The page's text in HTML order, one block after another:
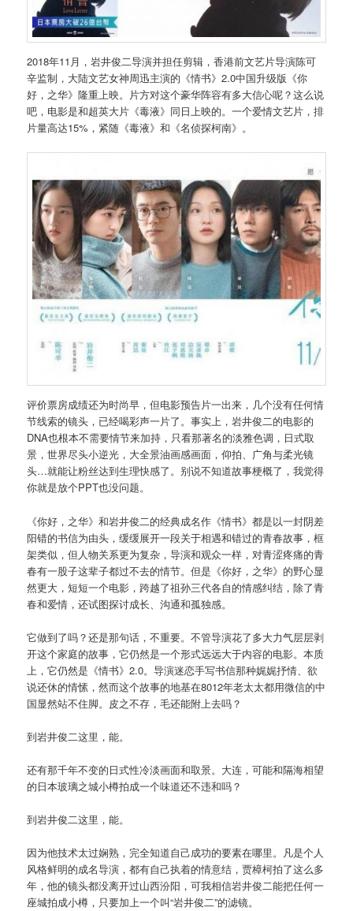
2018年11月，岩井俊二导演并担任剪辑，香港前文艺片导演陈可
辛监制，大陆文艺女神周迅主演的《情书》2.0中国升级版《你
好，之华》隆重上映。片方对这个豪华阵容有多大信心呢？这么说
吧，电影是和超英大片《毒液》同日上映的。一个爱情文艺片，排
片量高达15%，紧随《毒液》和《名侦探柯南》。
评价票房成绩还为时尚早，但电影预告片一出来，几个没有任何情
节线索的镜头，已经喝彩声一片了。事实上，岩井俊二的电影的
DNA也根本不需要情节来加持，只看那著名的淡雅色调，日式取
景，世界尽头小逆光，大全景油画感画面，仰拍、广角与柔光镜
头…就能让粉丝达到生理快感了。别说不知道故事梗概了，我觉得
你就是放个PPT也没问题。
《你好，之华》和岩井俊二的经典成名作《情书》都是以一封阴差
阳错的书信为由头，缓缓展开一段关于相遇和错过的青春故事，框
架类似，但人物关系更为复杂，导演和观众一样，对青涩疼痛的青
春有一股子这辈子都过不去的情节。但是《你好，之华》的野心显
然更大，短短一个电影，跨越了祖孙三代各自的情感纠结，除了青
春和爱情，还试图探讨成长、沟通和孤独感。
它做到了吗？还是那句话，不重要。不管导演花了多大力气层层剥
开这个家庭的故事，它仍然是一个形式远远大于内容的电影。本质
上，它仍然是《情书》2.0。导演迷恋手写书信那种娓娓抒情、欲
说还休的情愫，然而这个故事的地基在8012年老太太都用微信的中
国显然站不住脚。皮之不存，毛还能附上去吗？
到岩井俊二这里，能。
还有那千年不变的日式性冷淡画面和取景。大连，可能和隔海相望
的日本玻璃之城小樽拍成一个味道还不违和吗？
到岩井俊二这里，能。
因为他技术太过娴熟，完全知道自己成功的要素在哪里。凡是个人
风格鲜明的成名导演，都有自己执着的情意结，贾樟柯拍了这么多
年，他的镜头都没离开过山西汾阳，可我相信岩井俊二能把任何一
座城拍成小樽，只要加上一个叫“岩井俊二”的滤镜。